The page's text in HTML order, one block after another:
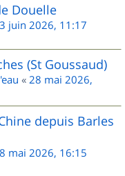
Douelle
juin 2026, 11:17
(St Goussaud)
« 28 mai 2026,
depuis Barles
mai 2026, 16:15